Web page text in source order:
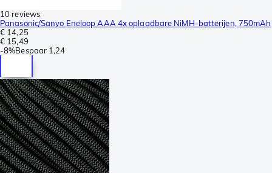
10 reviews
Panasonic/Sanyo Eneloop AAA 4x oplaadbare NiMH-batterijen, 750mAh
€ 14,25
€ 15,49
-8%Bespaar 1,24